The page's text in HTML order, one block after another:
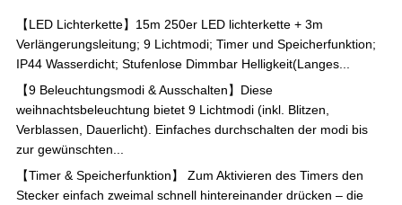
【LED Lichterkette】15m 250er LED lichterkette + 3m
Verlängerungsleitung; 9 Lichtmodi; Timer und Speicherfunktion;
IP44 Wasserdicht; Stufenlose Dimmbar Helligkeit(Langes...
【9 Beleuchtungsmodi & Ausschalten】Diese
weihnachtsbeleuchtung bietet 9 Lichtmodi (inkl. Blitzen,
Verblassen, Dauerlicht). Einfaches durchschalten der modi bis
zur gewünschten...
【Timer & Speicherfunktion】 Zum Aktivieren des Timers den
Stecker einfach zweimal schnell hintereinander drücken – die